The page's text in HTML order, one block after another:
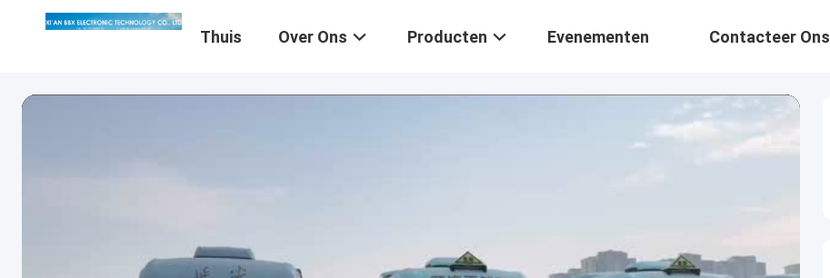
Thuis Over Ons Producten Evenementen Contacteer Ons